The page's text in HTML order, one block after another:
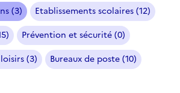
(3)
Etablissements scolaires (12)
Prévention et sécurité (0)
(3)
Bureaux de poste (10)